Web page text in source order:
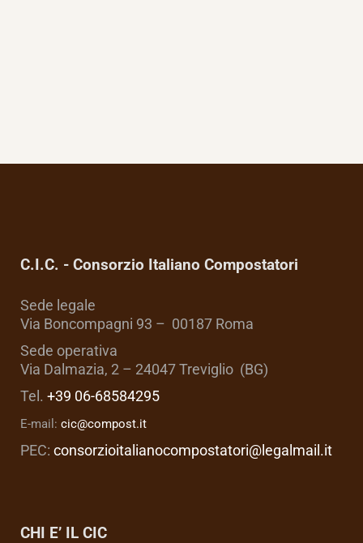
C.I.C. - Consorzio Italiano Compostatori
Sede legale
Via Boncompagni 93 – 00187 Roma
Sede operativa
Via Dalmazia, 2 – 24047 Treviglio (BG)
Tel. +39 06-68584295
E-mail: cic@compost.it
PEC: consorzioitalianocompostatori@legalmail.it
CHI E’ IL CIC